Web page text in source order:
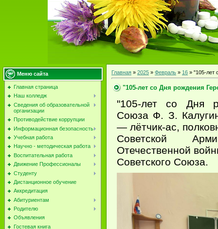
Меню сайта
Главная страница
Наш колледж
Сведения об образовательной
организации
Противодействие коррупции
Информационная безопасность
Учебная работа
Научно - методическая работа
Воспитательная работа
Движение Профессионалы
Студенту
Дистанционное обучение
Аккредитация
Абитуриентам
Родителю
Объявления
Гостевая книга
Главная » 2025 » Февраль » 16 » "105-лет
"105-лет со Дня рождения
"105-лет со Дня
Союза Ф. З.
— лётчик-ас,
Советской
Отечественной
Советского Союза.